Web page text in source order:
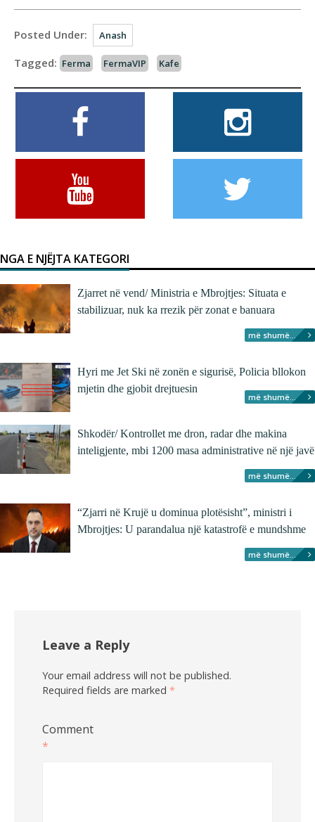
Posted Under: Anash
Tagged: Ferma FermaVIP Kafe
NGA E NJËJTA KATEGORI
Zjarret në vend/ Ministria e Mbrojtjes: Situata e
stabilizuar, nuk ka rrezik për zonat e banuara
më shumë...
Hyri me Jet Ski në zonën e sigurisë, Policia bllokon
mjetin dhe gjobit drejtuesin
më shumë...
Shkodër/ Kontrollet me dron, radar dhe makina
inteligjente, mbi 1200 masa administrative në një javë
më shumë...
“Zjarri në Krujë u dominua plotësisht”, ministri i
Mbrojtjes: U parandalua një katastrofë e mundshme
më shumë...
Leave a Reply
Your email address will not be published.
Required fields are marked *
Comment
*